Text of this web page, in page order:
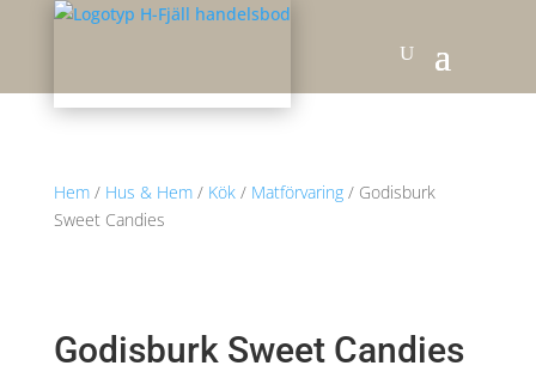
Hem/ Hus & Hem/ Kök/ Matförvaring/ Godisburk
Sweet Candies
Godisburk Sweet Candies